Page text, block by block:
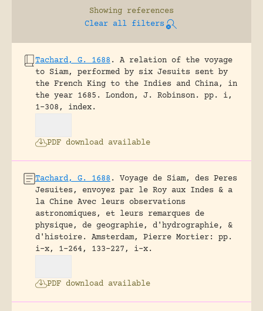
Showing references
Clear all filters
Tachard, G. 1688 .
A relation of the voyage
to Siam, performed by six Jesuits sent by
the French King to the Indies and China, in
the year 1685.
London, J. Robinson.
pp. i,
1-308, index.
PDF download available
Tachard, G. 1688 .
Voyage de Siam, des Peres
Jesuites, envoyez par le Roy aux Indes & a
la Chine Avec leurs observations
astronomiques, et leurs remarques de
physique, de geographie, d'hydrographie, &
d'histoire.
Amsterdam, Pierre Mortier: pp.
i-x, 1-264, 133-227, i-x.
PDF download available